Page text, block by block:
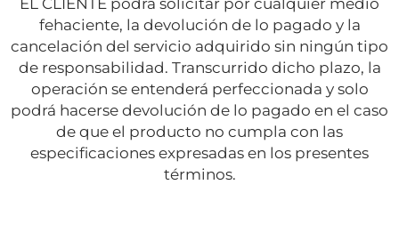
EL CLIENTE podrá solicitar por cualquier medio
fehaciente, la devolución de lo pagado y la
cancelación del servicio adquirido sin ningún tipo
de responsabilidad. Transcurrido dicho plazo, la
operación se entenderá perfeccionada y solo
podrá hacerse devolución de lo pagado en el caso
de que el producto no cumpla con las
especificaciones expresadas en los presentes
términos.